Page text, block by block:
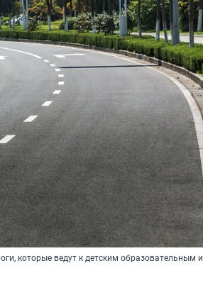
которые ведут к детским образовательным и